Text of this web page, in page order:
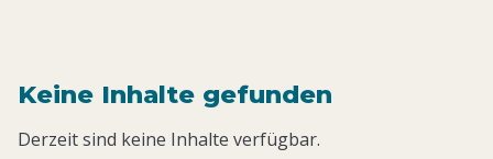
Keine Inhalte gefunden
Derzeit sind keine Inhalte verfügbar.